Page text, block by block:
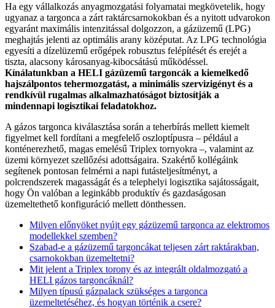
Ha egy vállalkozás anyagmozgatási folyamatai megkövetelik, hogy
ugyanaz a targonca a zárt raktárcsarnokokban és a nyitott udvarokon
egyaránt maximális intenzitással dolgozzon, a gázüzemű (LPG)
meghajtás jelenti az optimális arany középutat. Az LPG technológia
egyesíti a dízelüzemű erőgépek robusztus felépítését és erejét a
tiszta, alacsony károsanyag-kibocsátású működéssel.
Kínálatunkban a HELI gázüzemű targoncák a kiemelkedő
hajszálpontos tehermozgatást, a minimális szervizigényt és a
rendkívül rugalmas alkalmazhatóságot biztosítják a
mindennapi logisztikai feladatokhoz.
A gázos targonca kiválasztása során a teherbírás mellett kiemelt
figyelmet kell fordítani a megfelelő oszloptípusra – például a
konténerezhető, magas emelésű Triplex tornyokra –, valamint az
üzemi környezet szellőzési adottságaira. Szakértő kollégáink
segítenek pontosan felmérni a napi futásteljesítményt, a
polcrendszerek magasságát és a telephelyi logisztika sajátosságait,
hogy Ön valóban a leginkább produktív és gazdaságosan
üzemeltethető konfiguráció mellett dönthessen.
Milyen előnyöket nyújt egy gázüzemű targonca az elektromos
modellekkel szemben?
Szabad-e a gázüzemű targoncákat teljesen zárt raktárakban,
csarnokokban üzemeltetni?
Mit jelent a Triplex torony és az integrált oldalmozgató a
HELI gázos targoncáknál?
Milyen típusú gázpalack szükséges a targonca
üzemeltetéséhez, és hogyan történik a csere?